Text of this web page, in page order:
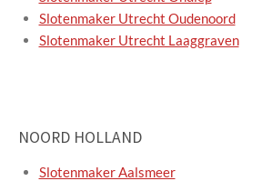
Slotenmaker Utrecht Oudenoord
Slotenmaker Utrecht Laaggraven
NOORD HOLLAND
Slotenmaker Aalsmeer